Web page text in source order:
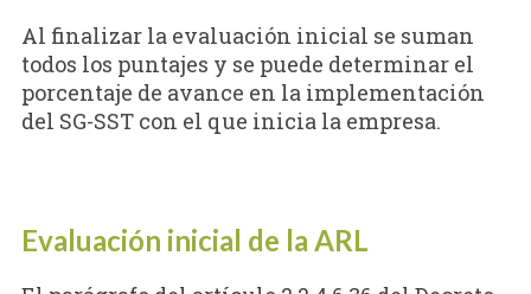
Al finalizar la evaluación inicial se suman
todos los puntajes y se puede determinar el
porcentaje de avance en la implementación
del SG-SST con el que inicia la empresa.
Evaluación inicial de la ARL